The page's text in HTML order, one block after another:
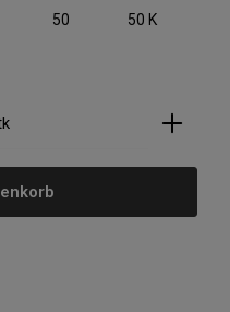
50 50 K
Wert ein